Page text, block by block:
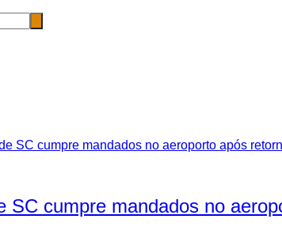
SC cumpre mandados no